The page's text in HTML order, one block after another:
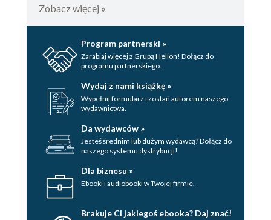
Zobacz więcej »
Program partnerski »
Zarabiaj więcej z Grupą Helion! Dołącz do
programu partnerskiego.
Wydaj z nami książkę »
Wypełnij formularz i zostań autorem naszego
wydawnictwa.
Da wydawców »
Jesteś średnim lub dużym wydawcą? Dołącz do
naszego systemu dystrybucji!
Dla biznesu »
Ebooki i audiobooki w Twojej firmie.
Brakuje Ci jakiegoś ebooka? Daj znać!